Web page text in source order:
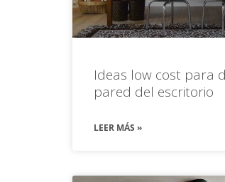
Ideas low cost para
pared del escritorio
LEER MÁS »